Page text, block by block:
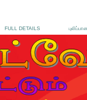
FULL DETAILS